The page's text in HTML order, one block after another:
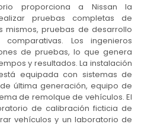
proporciona a Nissan la
pruebas completas de
mismos, pruebas de desarrollo
Los ingenieros
de pruebas, lo que genera
y resultados. La instalación
equipada con sistemas de
última generación, equipo de
de remolque de vehículos. El
de calibración ficticia de
vehículos y un laboratorio de